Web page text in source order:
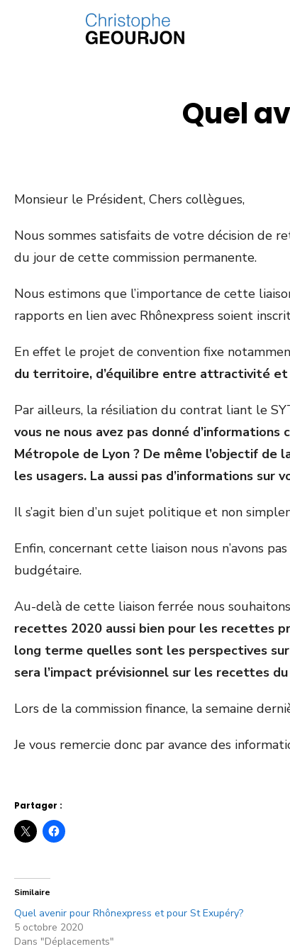
Quel
Monsieur le Président, Chers collègues,
Nous sommes satisfaits de votre décision de
du jour de cette commission permanente.
Nous estimons que l’importance de cette
rapports en lien avec Rhônexpress soient
En effet le projet de convention fixe
du territoire, d’équilibre entre attractivité
Par ailleurs, la résiliation du contrat liant le
vous ne nous avez pas donné
Métropole de Lyon ? De même l’objectif
les usagers. La aussi pas d’informations sur
Il s’agit bien d’un sujet politique et non
Enfin, concernant cette liaison nous n’avons
budgétaire.
Au-delà de cette liaison ferrée nous
recettes 2020 aussi bien pour les recettes
long terme quelles sont les perspectives sur
sera l’impact prévisionnel sur les recettes
Lors de la commission finance, la semaine
Je vous remercie donc par avance des
Partager :
Similaire
Quel avenir pour Rhônexpress et pour St Exupéry?
5 octobre 2020
Dans "Déplacements"